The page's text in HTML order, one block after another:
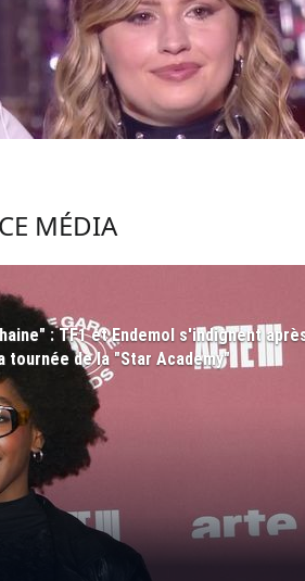
MÉDIA
: TF1 et Endemol s'indignent
de la "Star Academy"